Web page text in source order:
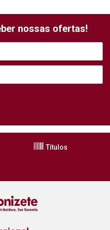
nossas ofertas!
Títulos